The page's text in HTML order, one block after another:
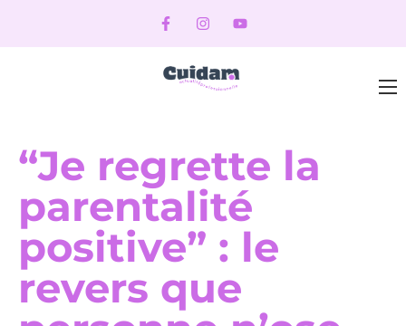
“Je regrette la
parentalité
positive” : le
revers que